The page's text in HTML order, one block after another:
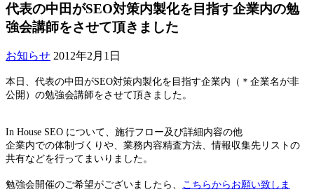
代表の中田がSEO対策内製化を目指す企業内の勉
強会講師をさせて頂きました
お知らせ 2012年2月1日
本日、代表の中田がSEO対策内製化を目指す企業内（＊企業名が非
公開）の勉強会講師をさせて頂きました。
In House SEO について、施行フロー及び詳細内容の他
企業内での体制づくりや、業務内容精査方法、情報収集先リストの
共有などを行ってまいりました。
勉強会開催のご希望がございましたら、 こちらからお願い致しま